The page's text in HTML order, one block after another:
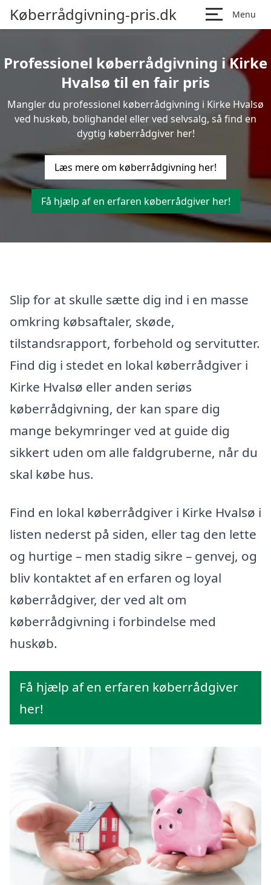
Køberrådgivning-pris.dk Menu
Professionel køberrådgivning i Kirke
Hvalsø til en fair pris
Mangler du professionel køberrådgivning i Kirke Hvalsø
ved huskøb, bolighandel eller ved selvsalg, så find en
dygtig køberrådgiver her!
Læs mere om køberrådgivning her!
Få hjælp af en erfaren køberrådgiver her!
Slip for at skulle sætte dig ind i en masse
omkring købsaftaler, skøde,
tilstandsrapport, forbehold og servitutter.
Find dig i stedet en lokal køberrådgiver i
Kirke Hvalsø eller anden seriøs
køberrådgivning, der kan spare dig
mange bekymringer ved at guide dig
sikkert uden om alle faldgruberne, når du
skal købe hus.
Find en lokal køberrådgiver i Kirke Hvalsø i
listen nederst på siden, eller tag den lette
og hurtige – men stadig sikre – genvej, og
bliv kontaktet af en erfaren og loyal
køberrådgiver, der ved alt om
køberrådgivning i forbindelse med
huskøb.
Få hjælp af en erfaren køberrådgiver
her!